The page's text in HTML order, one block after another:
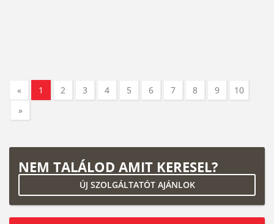
« 1 2 3 4 5 6 7 8 9
10
»
NEM TALÁLOD AMIT KERESEL?
ÚJ SZOLGÁLTATÓT AJÁNLOK